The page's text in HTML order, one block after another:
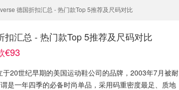
德国折扣汇总 - 热门款Top 5推荐及尺码对比
扣汇总 - 热门款Top 5推荐及尺码对比
€93
20世纪早期的美国运动鞋公司的品牌，2003年7月被耐
是一年四季的必备时尚单品，采用码重密度最足、质地